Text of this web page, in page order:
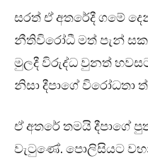
සරත් ඒ අතරේදී ගමේ
නීතිවිරෝධී මත් පැන්
මුලදී විරුද්ධ වුනත්
නිසා දීපාගේ විරෝධතා
ඒ අතරේ තමයි දීපාගේ
වැටුණේ. පොලිසියට